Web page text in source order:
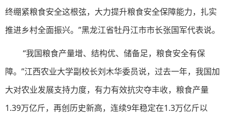
终绷紧粮食安全这根弦，大力提升粮食安全保障能力，扎实
推进乡村全面振兴。”黑龙江省牡丹江市市长张国军代表说。
“我国粮食产量增、结构优、储备足，粮食安全有保
障。”江西农业大学副校长刘木华委员说，过去一年，我国加
大对农业发展支持力度，有力有效抗灾夺丰收，粮食产量
1.39万亿斤，再创历史新高，连续9年稳定在1.3万亿斤以